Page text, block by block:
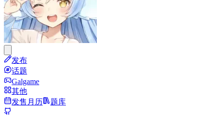
发布
话题
Galgame
其他
发售月历
题库